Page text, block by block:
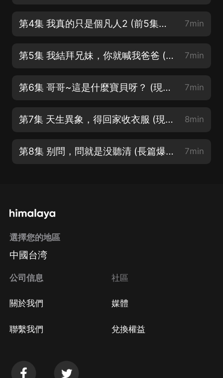
第4集 我真的只是個凡人2 (前5集評論區活動贏現金) 7min
第5集 我結拜兄妹，你就喊我爸爸 (前5集評論區活動贏現金) 7min
第6集 哥哥~這是什麼寶貝呀？ (現象級大神作品，年度爆款) 7min
第7集 天生異象，得回家收衣服 (現象級大神作品，年度爆款) 8min
第8集 别問，問就是没聽清 (長篇爆笑修仙多播劇~好評走起~) 7min
選擇您的地區
中國台湾
公司信息
關於我們
聯繫我們
社區
媒體
兌換權益